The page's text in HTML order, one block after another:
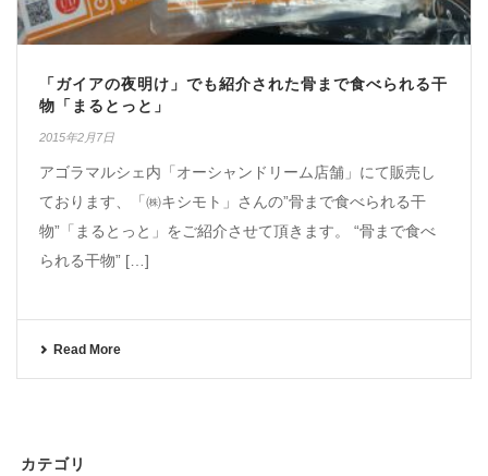
「ガイアの夜明け」でも紹介された骨まで食べられる干
物「まるとっと」
2015年2月7日
アゴラマルシェ内「オーシャンドリーム店舗」にて販売し
ております、「㈱キシモト」さんの”骨まで食べられる干
物”「まるとっと」をご紹介させて頂きます。 “骨まで食べ
られる干物” […]
Read More
カテゴリ